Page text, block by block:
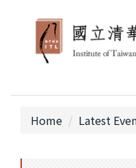
block
Home
Latest